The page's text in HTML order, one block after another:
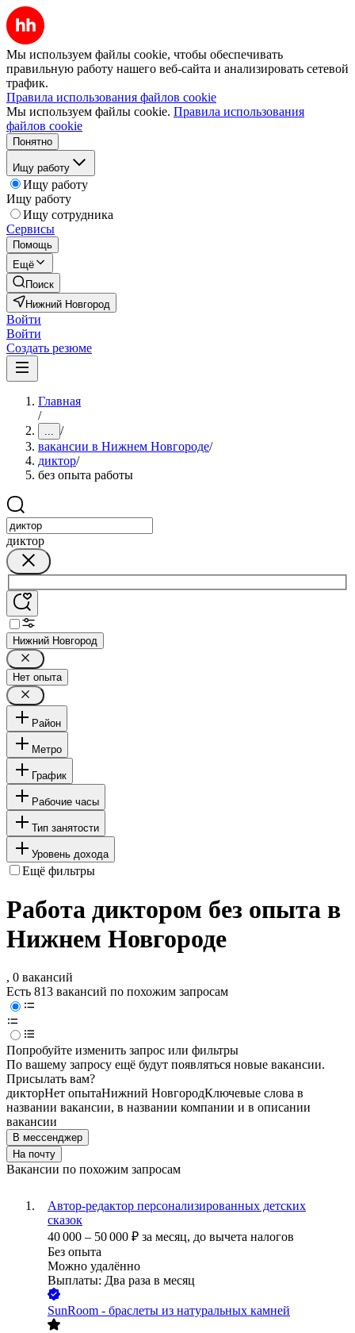
Мы используем файлы cookie, чтобы обеспечивать
правильную работу нашего веб-сайта и анализировать сетевой
трафик.
Правила использования файлов cookie
Мы используем файлы cookie. Правила использования
файлов cookie
Понятно
Ищу работу
Ищу работу
Ищу работу
Ищу сотрудника
Сервисы
Помощь
Ещё
Поиск
Нижний Новгород
Войти
Войти
Создать резюме
Главная
/
... /
вакансии в Нижнем Новгороде/
диктор/
без опыта работы
диктор
Нижний Новгород
Нет опыта
Район
Метро
График
Рабочие часы
Тип занятости
Уровень дохода
Ещё фильтры
Работа диктором без опыта в
Нижнем Новгороде
, 0 вакансий
Есть 813 вакансий по похожим запросам
Попробуйте изменить запрос или фильтры
По вашему запросу ещё будут появляться новые вакансии.
Присылать вам?
дикторНет опытаНижний НовгородКлючевые слова в
названии вакансии, в названии компании и в описании
вакансии
В мессенджер
На почту
Вакансии по похожим запросам
Автор-редактор персонализированных детских
сказок
40 000 – 50 000 ₽ за месяц, до вычета налогов
Без опыта
Можно удалённо
Выплаты: Два раза в месяц
SunRoom - браслеты из натуральных камней